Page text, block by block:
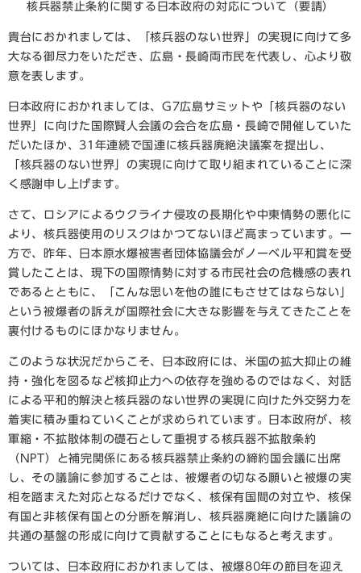
核兵器禁止条約に関する日本政府の対応について（要請）
貴台におかれましては、「核兵器のない世界」の実現に向けて多
大なる御尽力をいただき、広島・長崎両市民を代表し、心より敬
意を表します。
日本政府におかれましては、G7広島サミットや「核兵器のない
世界」に向けた国際賢人会議の会合を広島・長崎で開催していた
だいたほか、31年連続で国連に核兵器廃絶決議案を提出し、
「核兵器のない世界」の実現に向けて取り組まれていることに深
く感謝申し上げます。
さて、ロシアによるウクライナ侵攻の長期化や中東情勢の悪化に
より、核兵器使用のリスクはかつてないほど高まっています。一
方で、昨年、日本原水爆被害者団体協議会がノーベル平和賞を受
賞したことは、現下の国際情勢に対する市民社会の危機感の表れ
であるとともに、「こんな思いを他の誰にもさせてはならない」
という被爆者の訴えが国際社会に大きな影響を与えてきたことを
裏付けるものにほかなりません。
このような状況だからこそ、日本政府には、米国の拡大抑止の維
持・強化を図るなど核抑止力への依存を強めるのではなく、対話
による平和的解決と核兵器のない世界の実現に向けた外交努力を
着実に積み重ねていくことが求められています。日本政府が、核
軍縮・不拡散体制の礎石として重視する核兵器不拡散条約
（NPT）と補完関係にある核兵器禁止条約の締約国会議に出席
し、その議論に参加することは、被爆者の切なる願いと被爆の実
相を踏まえた対応となるだけでなく、核保有国間の対立や、核保
有国と非核保有国との分断を解消し、核兵器廃絶に向けた議論の
共通の基盤の形成に向けて貢献することにもなると考えます。
ついては、日本政府におかれましては、被爆80年の節目を迎え